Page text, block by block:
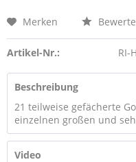
Merken
Artikel-Nr.: RI-
Beschreibung
21 teilweise gefächerte
einzelnen großen und
Video